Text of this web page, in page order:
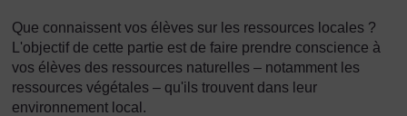
Que connaissent vos élèves sur les ressources locales ?
L'objectif de cette partie est de faire prendre conscience à
vos élèves des ressources naturelles – notamment les
ressources végétales – qu'ils trouvent dans leur
environnement local.